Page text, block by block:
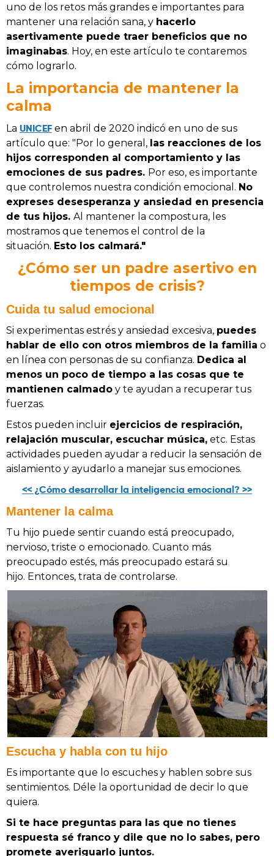
uno de los retos más grandes e importantes para
mantener una relación sana, y hacerlo
asertivamente puede traer beneficios que no
imaginabas. Hoy, en este artículo te contaremos
cómo lograrlo.
La importancia de mantener la
calma
La UNICEF en abril de 2020 indicó en uno de sus
artículo que: "Por lo general, las reacciones de los
hijos corresponden al comportamiento y las
emociones de sus padres. Por eso, es importante
que controlemos nuestra condición emocional. No
expreses desesperanza y ansiedad en presencia
de tus hijos. Al mantener la compostura, les
mostramos que tenemos el control de la
situación. Esto los calmará."
¿Cómo ser un padre asertivo en
tiempos de crisis?
Cuida tu salud emocional
Si experimentas estrés y ansiedad excesiva, puedes
hablar de ello con otros miembros de la familia o
en línea con personas de su confianza. Dedica al
menos un poco de tiempo a las cosas que te
mantienen calmado y te ayudan a recuperar tus
fuerzas.
Estos pueden incluir ejercicios de respiración,
relajación muscular, escuchar música, etc. Estas
actividades pueden ayudar a reducir la sensación de
aislamiento y ayudarlo a manejar sus emociones.
<< ¿Cómo desarrollar la inteligencia emocional? >>
Mantener la calma
Tu hijo puede sentir cuando está preocupado,
nervioso, triste o emocionado. Cuanto más
preocupado estés, más preocupado estará su
hijo. Entonces, trata de controlarse.
Escucha y habla con tu hijo
Es importante que lo escuches y hablen sobre sus
sentimientos. Déle la oportunidad de decir lo que
quiera.
Si te hace preguntas para las que no tienes
respuesta sé franco y dile que no lo sabes, pero
promete averiguarlo juntos.